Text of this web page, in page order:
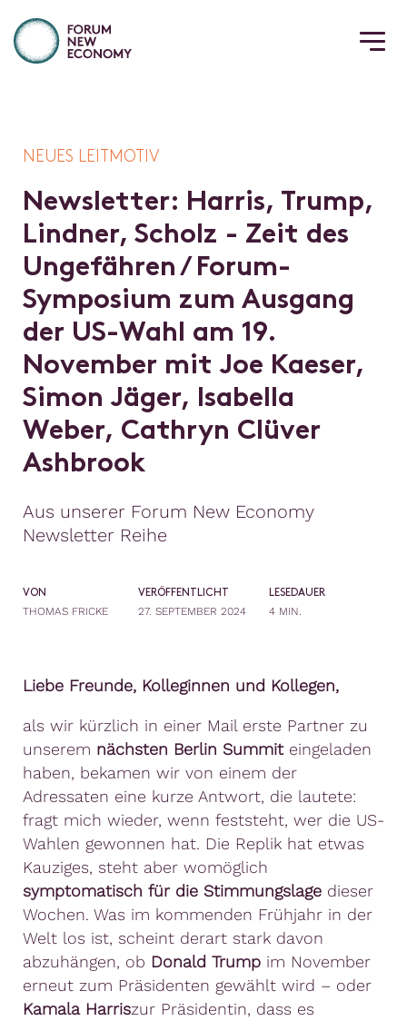
NEUES LEITMOTIV
Newsletter: Harris, Trump,
Lindner, Scholz - Zeit des
Ungefähren/ Forum-
Symposium zum Ausgang
der US-Wahl am 19.
November mit Joe Kaeser,
Simon Jäger, Isabella
Weber, Cathryn Clüver
Ashbrook
Aus unserer Forum New Economy
Newsletter Reihe
VON
THOMAS FRICKE
VERÖFFENTLICHT
27. SEPTEMBER 2024
LESEDAUER
4 MIN.
Liebe Freunde, Kolleginnen und Kollegen,
als wir kürzlich in einer Mail erste Partner zu
unserem nächsten Berlin Summiteingeladen
haben, bekamen wir von einem der
Adressaten eine kurze Antwort, die lautete:
fragt mich wieder, wenn feststeht, wer die US-
Wahlen gewonnen hat. Die Replik hat etwas
Kauziges, steht aber womöglich
symptomatisch für die Stimmungslage dieser
Wochen. Was im kommenden Frühjahr in der
Welt los ist, scheint derart stark davon
abzuhängen, ob Donald Trump im November
erneut zum Präsidenten gewählt wird – oder
Kamala Harriszur Präsidentin, dass es